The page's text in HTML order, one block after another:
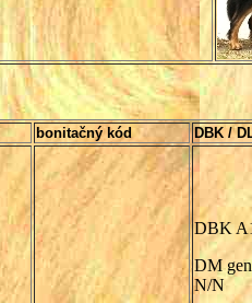
bonitačný kód DBK /
DBK
DM
N/N